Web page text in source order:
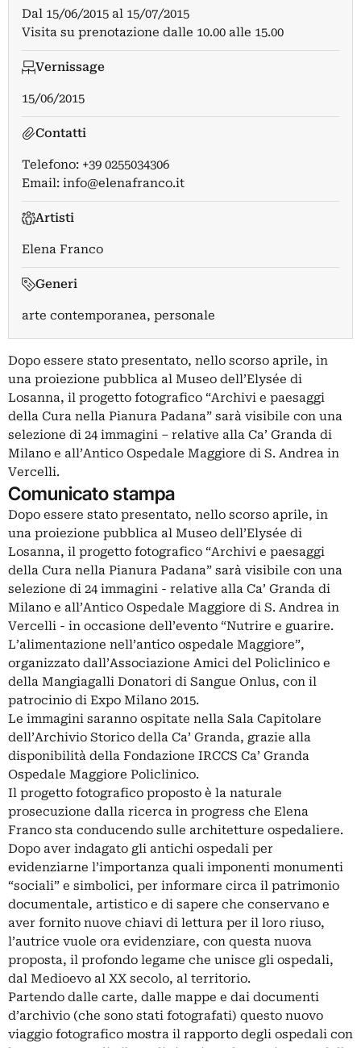
Dal 15/06/2015 al 15/07/2015
Visita su prenotazione dalle 10.00 alle 15.00
Vernissage
15/06/2015
Contatti
Telefono: +39 0255034306
Email: info@elenafranco.it
Artisti
Elena Franco
Generi
arte contemporanea, personale
Dopo essere stato presentato, nello scorso aprile, in
una proiezione pubblica al Museo dell’Elysée di
Losanna, il progetto fotografico “Archivi e paesaggi
della Cura nella Pianura Padana” sarà visibile con una
selezione di 24 immagini – relative alla Ca’ Granda di
Milano e all’Antico Ospedale Maggiore di S. Andrea in
Vercelli.
Comunicato stampa
Dopo essere stato presentato, nello scorso aprile, in
una proiezione pubblica al Museo dell’Elysée di
Losanna, il progetto fotografico “Archivi e paesaggi
della Cura nella Pianura Padana” sarà visibile con una
selezione di 24 immagini - relative alla Ca’ Granda di
Milano e all’Antico Ospedale Maggiore di S. Andrea in
Vercelli - in occasione dell’evento “Nutrire e guarire.
L’alimentazione nell’antico ospedale Maggiore”,
organizzato dall’Associazione Amici del Policlinico e
della Mangiagalli Donatori di Sangue Onlus, con il
patrocinio di Expo Milano 2015.
Le immagini saranno ospitate nella Sala Capitolare
dell’Archivio Storico della Ca’ Granda, grazie alla
disponibilità della Fondazione IRCCS Ca’ Granda
Ospedale Maggiore Policlinico.
Il progetto fotografico proposto è la naturale
prosecuzione dalla ricerca in progress che Elena
Franco sta conducendo sulle architetture ospedaliere.
Dopo aver indagato gli antichi ospedali per
evidenziarne l’importanza quali imponenti monumenti
“sociali” e simbolici, per informare circa il patrimonio
documentale, artistico e di sapere che conservano e
aver fornito nuove chiavi di lettura per il loro riuso,
l’autrice vuole ora evidenziare, con questa nuova
proposta, il profondo legame che unisce gli ospedali,
dal Medioevo al XX secolo, al territorio.
Partendo dalle carte, dalle mappe e dai documenti
d’archivio (che sono stati fotografati) questo nuovo
viaggio fotografico mostra il rapporto degli ospedali con